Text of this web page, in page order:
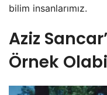
bilim insanlarımız.
Aziz
Örnek